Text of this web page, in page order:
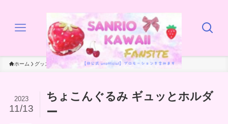
ホーム グッズ インテリア小物
ちょこんぐるみ ギュッとホルダ
ー
2023
11/13